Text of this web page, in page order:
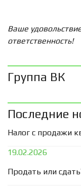
Ваше
ответственность!
Группа ВК
Последние
Налог с продажи
19.02.2026
Продать или